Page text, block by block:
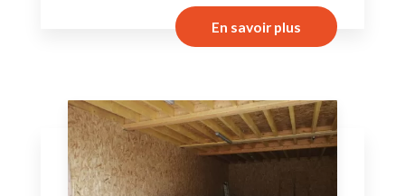
En savoir plus